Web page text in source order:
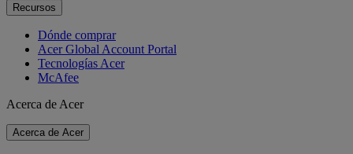
Recursos
Dónde comprar
Acer Global Account Portal
Tecnologías Acer
McAfee
Acerca de Acer
Acerca de Acer